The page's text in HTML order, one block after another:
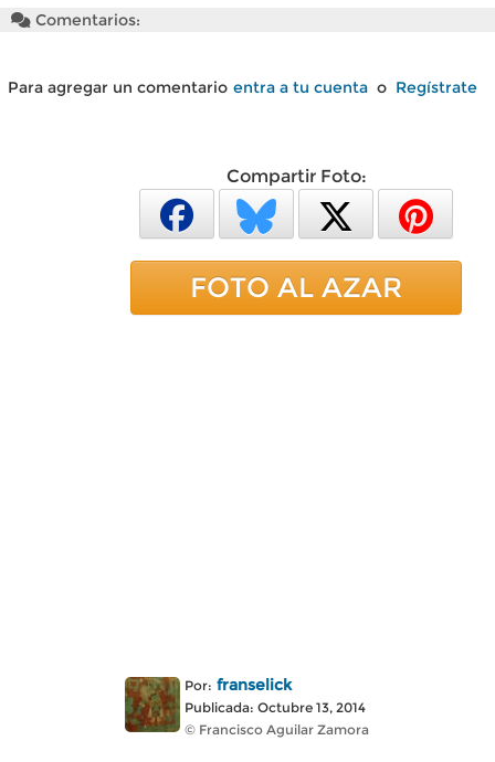
Comentarios:
Para agregar un comentario entra a tu cuenta o Regístrate
Compartir Foto:
FOTO AL AZAR
Por: franselick
Publicada: Octubre 13, 2014
© Francisco Aguilar Zamora